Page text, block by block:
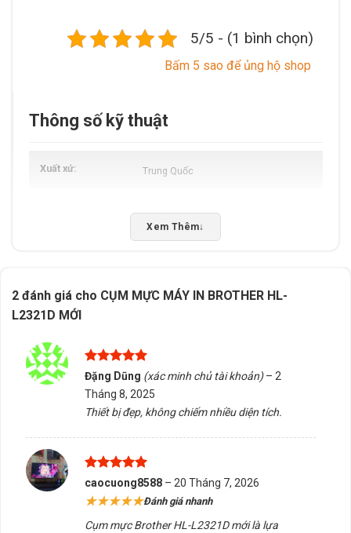
5/5 - (1 bình chọn)
Bấm 5 sao để ủng hộ shop
Thông số kỹ thuật
Xuất xứ Trung Quốc
Xem Thêm↓
2 đánh giá cho CỤM MỰC MÁY IN BROTHER HL-
L2321D MỚI
Được xếp
hạng
55
sao
Đặng Dũng (xác minh chủ tài khoản) – 2
Tháng 8, 2025
Thiết bị đẹp, không chiếm nhiều diện tích.
Được xếp
hạng5
5
sao
caocuong8588 – 20 Tháng 7, 2026
★★★★★Đánh giá nhanh
Cụm mực Brother HL-L2321D mới là lựa